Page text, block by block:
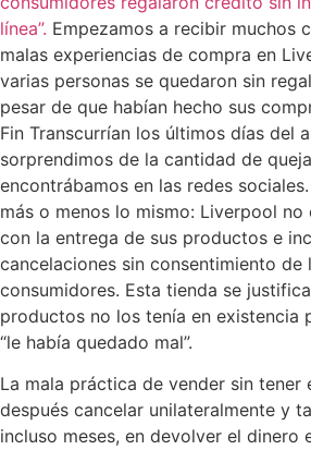
línea”. Empezamos a recibir muchos
malas experiencias de compra en
varias personas se quedaron sin
pesar de que habían hecho sus
Fin Transcurrían los últimos días del
sorprendimos de la cantidad de
encontrábamos en las redes
más o menos lo mismo: Liverpool no
con la entrega de sus productos e
cancelaciones sin consentimiento de
consumidores. Esta tienda se
productos no los tenía en existencia
“le había quedado mal”.
La mala práctica de vender sin tener
después cancelar unilateralmente y
incluso meses, en devolver el dinero